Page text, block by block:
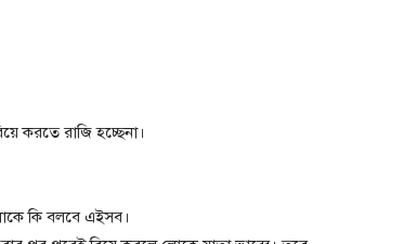
করতে রাজি হচ্ছেনা।
কি বলবে এইসব।